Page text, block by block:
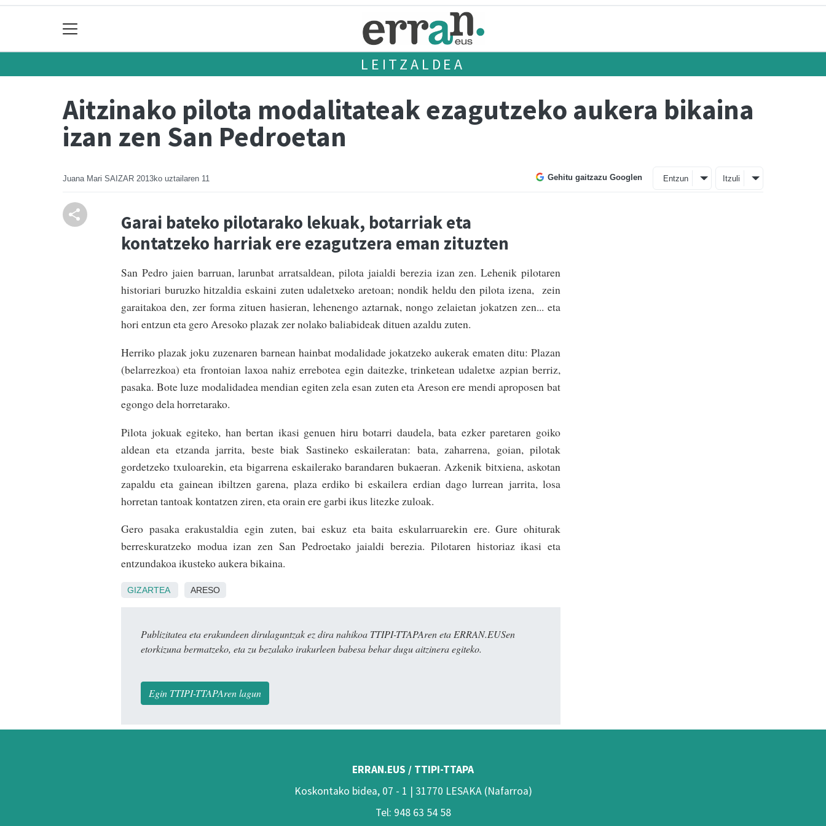
LEITZALDEA
Aitzinako pilota modalitateak ezagutzeko aukera bikaina
izan zen San Pedroetan
Juana Mari SAIZAR 2013ko uztailaren 11 Gehitu gaitzazu Googlen Entzun Itzuli
Garai bateko pilotarako lekuak, botarriak eta
kontatzeko harriak ere ezagutzera eman zituzten
San Pedro jaien ba­rruan, larunbat arratsaldean, pilota jaialdi berezia izan zen. Lehenik pilotaren
historiari buruzko hitzaldia eskaini zuten udaletxeko aretoan; nondik heldu den pilota izena, zein
garaitakoa den, zer forma zituen hasieran, lehenengo aztarnak, nongo zelaietan jokatzen zen... eta
hori entzun eta gero Aresoko plazak zer nolako baliabideak dituen azaldu zuten.
Herriko plazak joku zuzenaren barnean hain­bat modalidade jokatzeko aukerak ematen ditu: Plazan
(bela­rrezkoa) eta frontoian laxoa nahiz errebotea egin daitezke, trinketean udaletxe azpian be­rriz,
pasaka. Bote luze modalidadea mendian egiten zela esan zuten eta Areson ere mendi aproposen bat
egongo dela horretarako.
Pilota jokuak egiteko, han bertan ikasi genuen hiru botarri daudela, bata ezker paretaren goiko
aldean eta etzanda jarrita, beste biak Sastineko eskaileratan: bata, zaharrena, goi­an, pilotak
gordetzeko txuloarekin, eta bigarrena eskailerako barandaren bukaeran. Azkenik bitxiena, askotan
zapaldu eta gainean ibiltzen garena, plaza erdiko bi eskailera erdian dago lurrean jarrita, losa
horretan tantoak kontatzen ziren, eta orain ere garbi ikus litezke zuloak.
Gero pasaka erakustaldia egin zuten, bai eskuz eta baita eskularruarekin ere. Gure ohiturak
berreskura­tzeko modua izan zen San Pe­droetako jaialdi berezia. Pilotaren historiaz ikasi eta
entzundakoa ikusteko aukera bikaina.
GIZARTEA ARESO
Publizitatea eta erakundeen dirulaguntzak ez dira nahikoa TTIPI-TTAPAren eta ERRAN.EUSen
etorkizuna bermatzeko, eta zu bezalako irakurleen babesa behar dugu aitzinera egiteko.
Egin TTIPI-TTAPAren lagun
ERRAN.EUS / TTIPI-TTAPA
Koskontako bidea, 07 - 1 | 31770 LESAKA (Nafarroa)
Tel: 948 63 54 58